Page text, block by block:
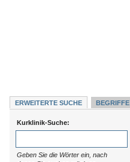
ERWEITERTE SUCHE BEGRIFFE
Kurklinik-Suche:
Geben Sie die Wörter ein, nach